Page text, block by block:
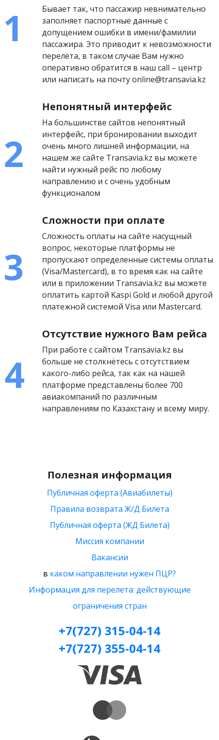
Бывает так, что пассажир невнимательно
заполняет паспортные данные с
допущением ошибки в имени/фамилии
пассажира. Это приводит к невозможности
перелёта, в таком случае Вам нужно
оперативно обратится в наш call – центр
или написать на почту online@transavia.kz
Непонятный интерфейс
На большинстве сайтов непонятный
интерфейс, при бронировании выходит
очень много лишней информации, на
нашем же сайте Transavia.kz вы можете
найти нужный рейс по любому
направлению и с очень удобным
функционалом
Сложности при оплате
Сложность оплаты на сайте насущный
вопрос, некоторые платформы не
пропускают определенные системы оплаты
(Visa/Mastercard), в то время как на сайте
или в приложении Transavia.kz вы можете
оплатить картой Kaspi Gold и любой другой
платежной системой Visa или Mastercard.
Отсутствие нужного Вам рейса
При работе с сайтом Transavia.kz вы
больше не столкнётесь с отсутствием
какого-либо рейса, так как на нашей
платформе представлены более 700
авиакомпаний по различным
направлениям по Казахстану и всему миру.
Полезная информация
Публичная оферта (Авиабилеты)
Правила возврата Ж/Д Билета
Публичная оферта (ЖД Билета)
Миссия компании
Вакансии
в каком направлении нужен ПЦР?
Информация для перелета: действующие
ограничения стран
+7(727) 315-04-14
+7(727) 355-04-14